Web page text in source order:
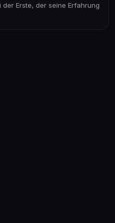
Erste, der seine Erfahrung